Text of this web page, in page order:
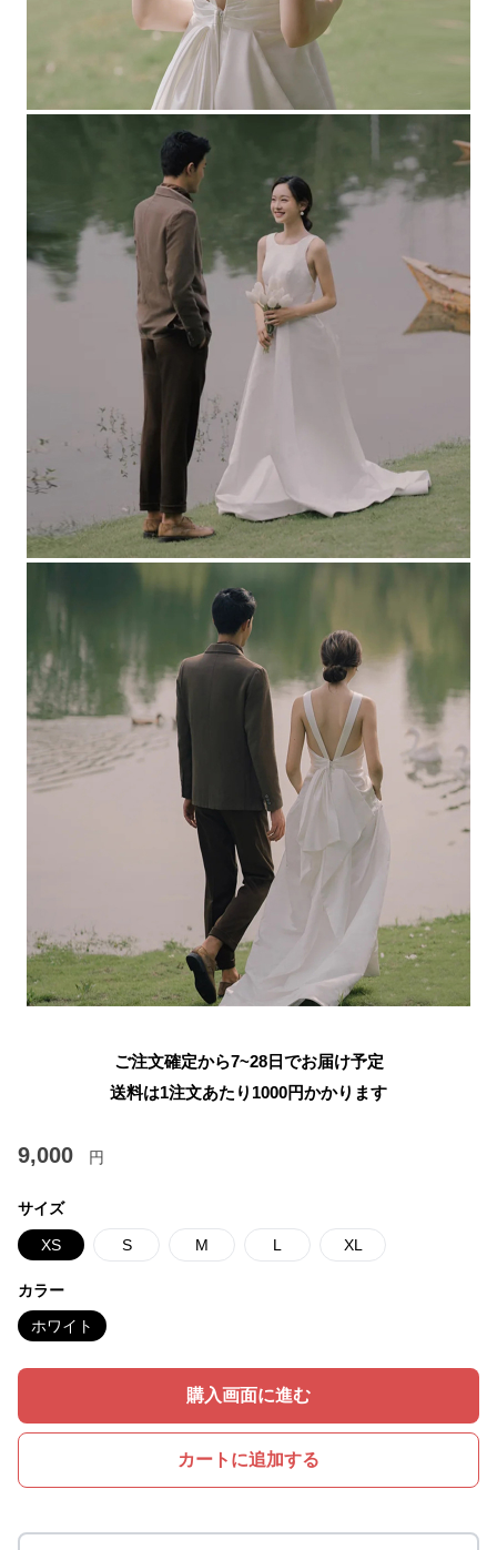
ご注文確定から7~28日でお届け予定
送料は1注文あたり 1000円かかります
9,000 円
サイズ
XS S M L XL
カラー
ホワイト
購入画面に進む
カートに追加する